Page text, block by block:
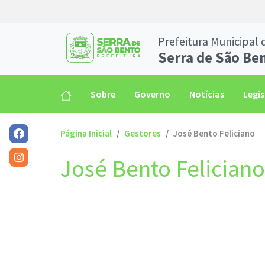
Prefeitura Municipal
Serra de São
Sobre Governo Notícias
Página Inicial Gestores José Bento Feliciano
José Bento Feliciano